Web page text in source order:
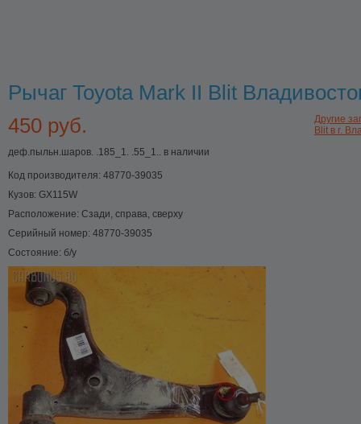
Рычаг Toyota Mark II Blit
Другие
Blit в г.
450 руб.
деф.пыльн.шаров. .185_1. .55_1.. в наличии
Код производителя: 48770-39035
Кузов: GX115W
Расположение: Сзади, справа, сверху
Серийный номер: 48770-39035
Состояние: б/у